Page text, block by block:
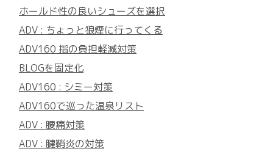
ホールド性の良いシューズを選択
ADV : ちょっと狼煙に行ってくる
ADV160 指の負担軽減対策
BLOGを固定化
ADV160 : シミー対策
ADV160で巡った温泉リスト
ADV : 腰痛対策
ADV : 腱鞘炎の対策